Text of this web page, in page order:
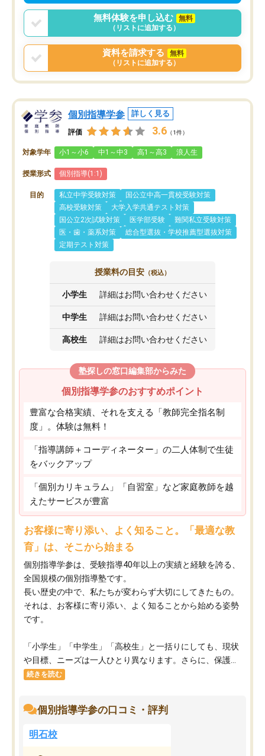
無料体験を申し込む
無料
（リストに追加する）
資料を請求する
無料
（リストに追加する）
個別指導学参 詳しく見る
評価 3.6 （1件）
対象学年 小1～小6 中1～中3 高1～高3 浪人生
授業形式 個別指導(1:1)
目的 私立中学受験対策
国公立中高一貫校受験対策
高校受験対策
大学入学共通テスト対策
国公立2次試験対策
医学部受験
難関私立受験対策
医・歯・薬系対策
総合型選抜・学校推薦型選抜対策
定期テスト対策
授業料の目安 （税込）
小学生 詳細はお問い合わせください
中学生 詳細はお問い合わせください
高校生 詳細はお問い合わせください
塾探しの窓口編集部からみた
個別指導学参のおすすめポイント
豊富な合格実績、それを支える「教師完全指名制
度」。体験は無料！
「指導講師＋コーディネーター」の二人体制で生徒
をバックアップ
「個別カリキュラム」「自習室」など家庭教師を越
えたサービスが豊富
お客様に寄り添い、よく知ること。「最適な教
育」は、そこから始まる
個別指導学参は、受験指導40年以上の実績と経験を誇る、
全国規模の個別指導塾です。
長い歴史の中で、私たちが変わらず大切にしてきたもの。
それは、お客様に寄り添い、よく知ることから始める姿勢
です。
「小学生」「中学生」「高校生」と一括りにしても、現状
や目標、ニーズは一人ひとり異なります。さらに、保護...
続きを読む
個別指導学参の口コミ・評判
明石校